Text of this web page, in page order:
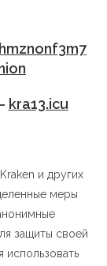
kra13.icu
и других
меры
защиты своей